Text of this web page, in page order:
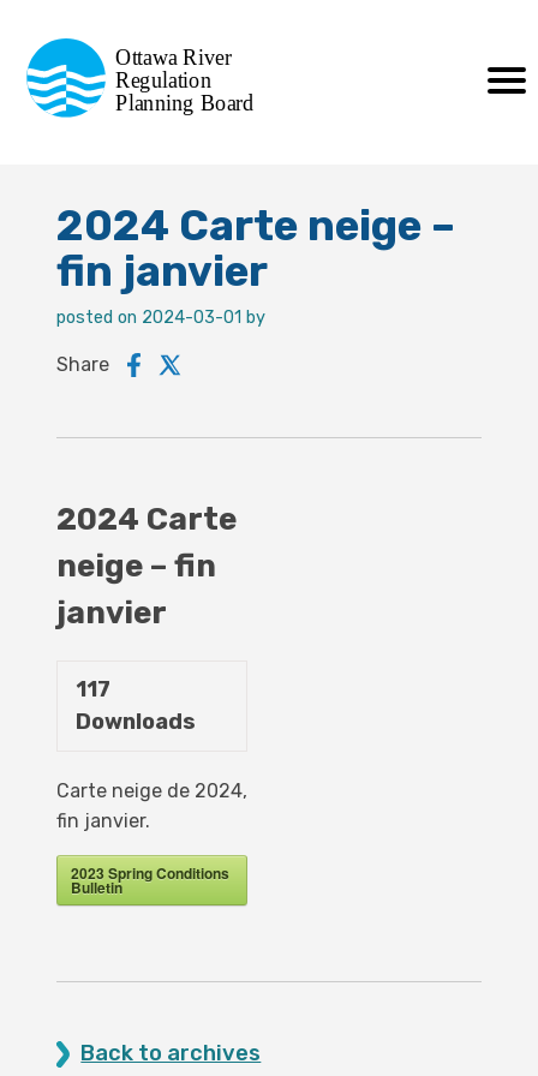
Regulation
Planning Board
de la régularisation
de la rivière des Outaouais
2024 Carte neige –
fin janvier
posted on 2024-03-01 by
Share
2024 Carte
neige – fin
janvier
117
Downloads
Carte neige de 2024,
fin janvier.
2023 Spring Conditions
Bulletin
Back to archives